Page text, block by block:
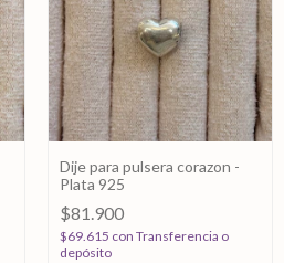
Dije para pulsera corazon -
Plata 925
$81.900
$69.615 con Transferencia o
depósito